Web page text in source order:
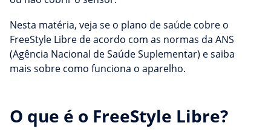
Nesta matéria, veja se o plano de saúde cobre o
FreeStyle Libre de acordo com as normas da ANS
(Agência Nacional de Saúde Suplementar) e saiba
mais sobre como funciona o aparelho.
O que é o FreeStyle Libre?